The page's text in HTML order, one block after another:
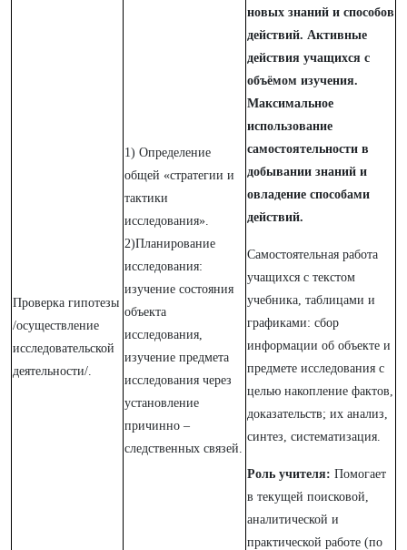
Проверка гипотезы
/осуществление
исследовательской
деятельности/.
1) Определение
общей «стратегии и
тактики
исследования».
2)Планирование
исследования:
изучение состояния
объекта
исследования,
изучение предмета
исследования через
установление
причинно –
следственных связей.
новых знаний и способов
действий. Активные
действия учащихся с
объёмом изучения.
Максимальное
использование
самостоятельности в
добывании знаний и
овладение способами
действий.
Самостоятельная работа
учащихся с текстом
учебника, таблицами и
графиками: сбор
информации об объекте и
предмете исследования с
целью накопление фактов,
доказательств; их анализ,
синтез, систематизация.
Роль учителя: Помогает
в текущей поисковой,
аналитической и
практической работе (по